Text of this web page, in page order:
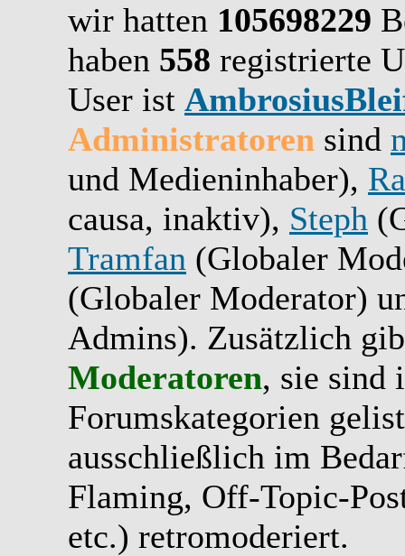
wir hatten 105698229
haben 558 registrierte
User ist
Administratoren sind
und Medieninhaber),
causa, inaktiv), Steph
Tramfan (Globaler
(Globaler Moderator)
Admins). Zusätzlich
Moderatoren, sie sind
Forumskategorien
ausschließlich im
Flaming, Off-Topic-
etc.) retromoderiert.